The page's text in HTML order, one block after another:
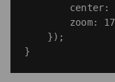
center:
        zoom: 17
    });